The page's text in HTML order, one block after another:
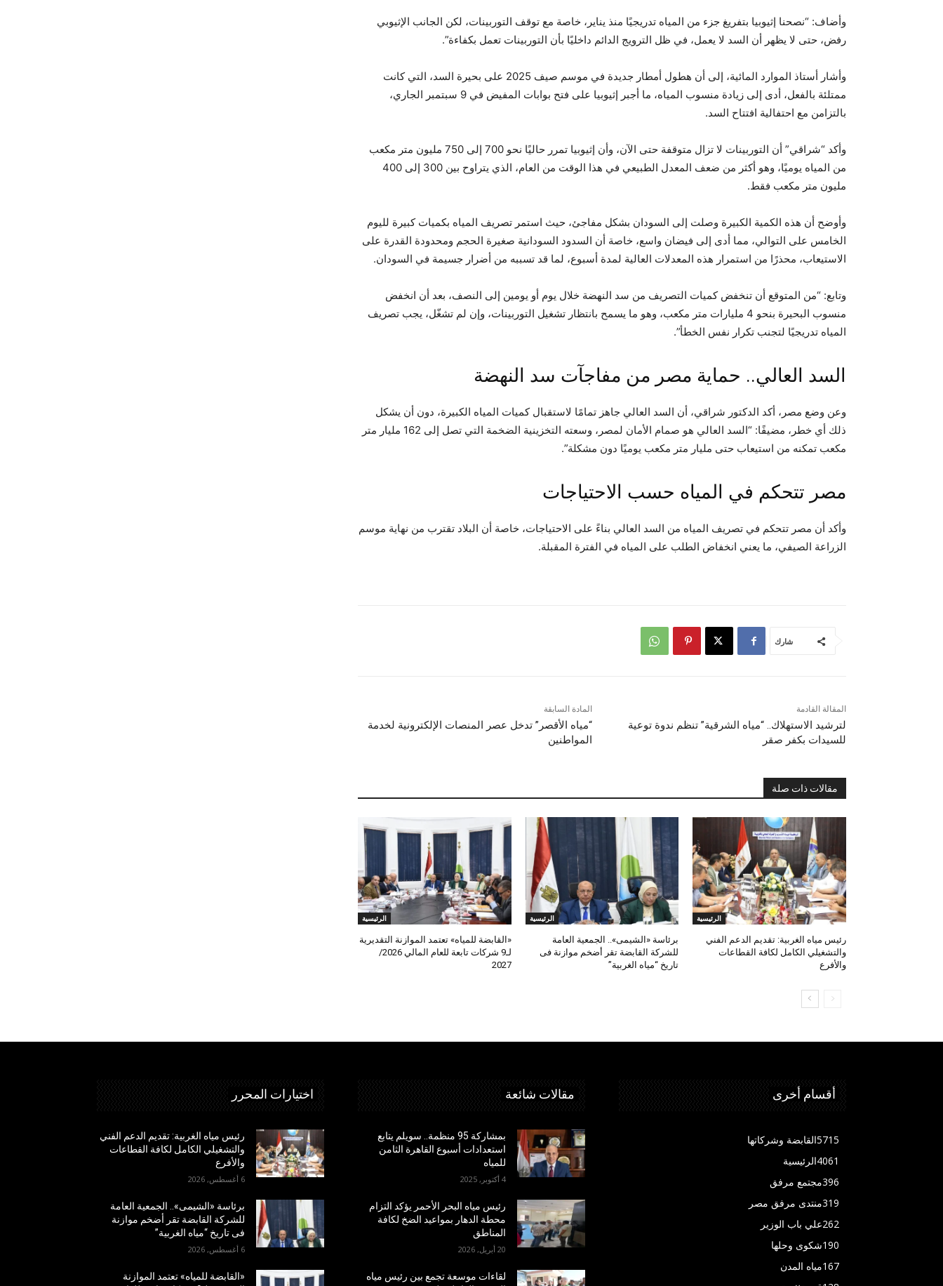
وأضاف: “نصحنا إثيوبيا بتفريغ جزء من المياه تدريجيًا منذ يناير، خاصة مع توقف التوربينات، لكن الجانب الإثيوبي
رفض، حتى لا يظهر أن السد لا يعمل، في ظل الترويج الدائم داخليًا بأن التوربينات تعمل بكفاءة”.
وأشار أستاذ الموارد المائية، إلى أن هطول أمطار جديدة في موسم صيف 2025 على بحيرة السد، التي كانت
ممتلئة بالفعل، أدى إلى زيادة منسوب المياه، ما أجبر إثيوبيا على فتح بوابات المفيض في 9 سبتمبر الجاري،
بالتزامن مع احتفالية افتتاح السد.
وأكد “شراقي” أن التوربينات لا تزال متوقفة حتى الآن، وأن إثيوبيا تمرر حاليًا نحو 700 إلى 750 مليون متر مكعب
من المياه يوميًا، وهو أكثر من ضعف المعدل الطبيعي في هذا الوقت من العام، الذي يتراوح بين 300 إلى 400
مليون متر مكعب فقط.
وأوضح أن هذه الكمية الكبيرة وصلت إلى السودان بشكل مفاجئ، حيث استمر تصريف المياه بكميات كبيرة لليوم
الخامس على التوالي، مما أدى إلى فيضان واسع، خاصة أن السدود السودانية صغيرة الحجم ومحدودة القدرة على
الاستيعاب، محذرًا من استمرار هذه المعدلات العالية لمدة أسبوع، لما قد تسببه من أضرار جسيمة في السودان.
وتابع: “من المتوقع أن تنخفض كميات التصريف من سد النهضة خلال يوم أو يومين إلى النصف، بعد أن انخفض
منسوب البحيرة بنحو 4 مليارات متر مكعب، وهو ما يسمح بانتظار تشغيل التوربينات، وإن لم تشغّل، يجب تصريف
المياه تدريجيًا لتجنب تكرار نفس الخطأ”.
السد العالي.. حماية مصر من مفاجآت سد النهضة
وعن وضع مصر، أكد الدكتور شراقي، أن السد العالي جاهز تمامًا لاستقبال كميات المياه الكبيرة، دون أن يشكل
ذلك أي خطر، مضيفًا: “السد العالي هو صمام الأمان لمصر، وسعته التخزينية الضخمة التي تصل إلى 162 مليار متر
مكعب تمكنه من استيعاب حتى مليار متر مكعب يوميًا دون مشكلة”.
مصر تتحكم في المياه حسب الاحتياجات
وأكد أن مصر تتحكم في تصريف المياه من السد العالي بناءً على الاحتياجات، خاصة أن البلاد تقترب من نهاية موسم
الزراعة الصيفي، ما يعني انخفاض الطلب على المياه في الفترة المقبلة.
شارك
المادة السابقة
“مياه الأقصر” تدخل عصر المنصات الإلكترونية لخدمة
المواطنين
المقالة القادمة
لترشيد الاستهلاك.. “مياه الشرقية” تنظم ندوة توعية
للسيدات بكفر صقر
مقالات ذات صلة
الرئيسية
رئيس مياه الغربية: تقديم الدعم الفني
والتشغيلي الكامل لكافة القطاعات
والأفرع
الرئيسية
برئاسة «الشيمى».. الجمعية العامة
للشركة القابضة تقر أضخم موازنة فى
تاريخ “مياه الغربية”
الرئيسية
«القابضة للمياه» تعتمد الموازنة التقديرية
لـ9 شركات تابعة للعام المالي 2026/
2027
اختيارات المحرر
رئيس مياه الغربية: تقديم الدعم الفني
والتشغيلي الكامل لكافة القطاعات
والأفرع
6 أغسطس, 2026
برئاسة «الشيمى».. الجمعية العامة
للشركة القابضة تقر أضخم موازنة
فى تاريخ “مياه الغربية”
6 أغسطس, 2026
«القابضة للمياه» تعتمد الموازنة
مقالات شائعة
بمشاركة 95 منظمة.. سويلم يتابع
استعدادات أسبوع القاهرة الثامن
للمياه
4 أكتوبر, 2025
رئيس مياه البحر الأحمر يؤكد التزام
محطة الدهار بمواعيد الضخ لكافة
المناطق
20 أبريل, 2026
لقاءات موسعة تجمع بين رئيس مياه
أقسام أخرى
القابضة وشركاتها5715
الرئيسية4061
مجتمع مرفق396
منتدى مرفق مصر319
علي باب الوزير262
شكوى وحلها190
مياه المدن167